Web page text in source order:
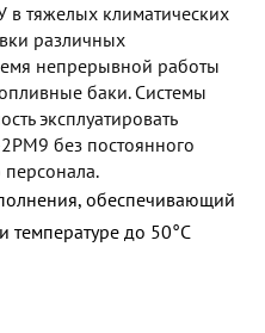
тяжелых климатических
различных
непрерывной работы
баки. Системы
эксплуатировать
без постоянного
обеспечивающий
температуре до 50°С